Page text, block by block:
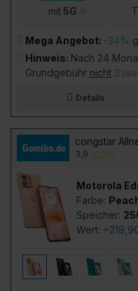
mit5G
Mega Angebot: -34%
Hinweis: Nach 24
Grundgebühr nicht
Details
congstar
3,9
Motorola
Farbe:
Speicher:
Wert: